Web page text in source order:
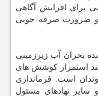
برای افزایش آگاهی
و ضرورت صرفه جویی
بحران آب زیرزمینی
استمرار کوشش های
است. فرمانداری
سایر نهادهای مسئول